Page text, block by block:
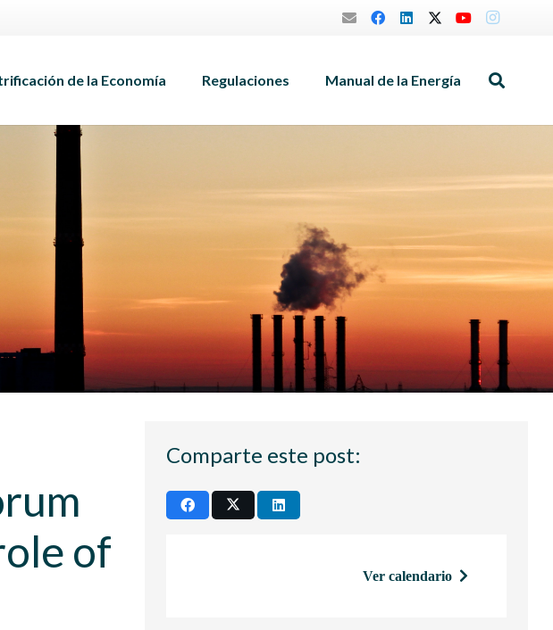
de la Economía Regulaciones Manual de la Energía
of
Comparte este post:
Ver calendario